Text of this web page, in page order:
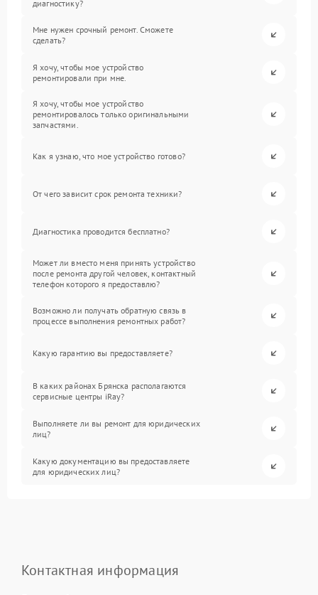
диагностику?
Мне нужен срочный ремонт. Сможете
сделать?
Я хочу, чтобы мое устройство
ремонтировали при мне.
Я хочу, чтобы мое устройство
ремонтировалось только оригинальными
запчастями.
Как я узнаю, что мое устройство готово?
От чего зависит срок ремонта техники?
Диагностика проводится бесплатно?
Может ли вместо меня принять устройство
после ремонта другой человек, контактный
телефон которого я предоставлю?
Возможно ли получать обратную связь в
процессе выполнения ремонтных работ?
Какую гарантию вы предоставляете?
В каких районах Брянска располагаются
сервисные центры iRay?
Выполняете ли вы ремонт для юридических
лиц?
Какую документацию вы предоставляете
для юридических лиц?
Контактная информация